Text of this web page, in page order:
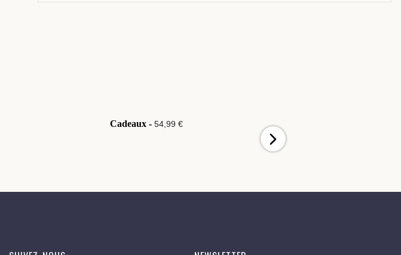
Cadeaux - 54,99 €